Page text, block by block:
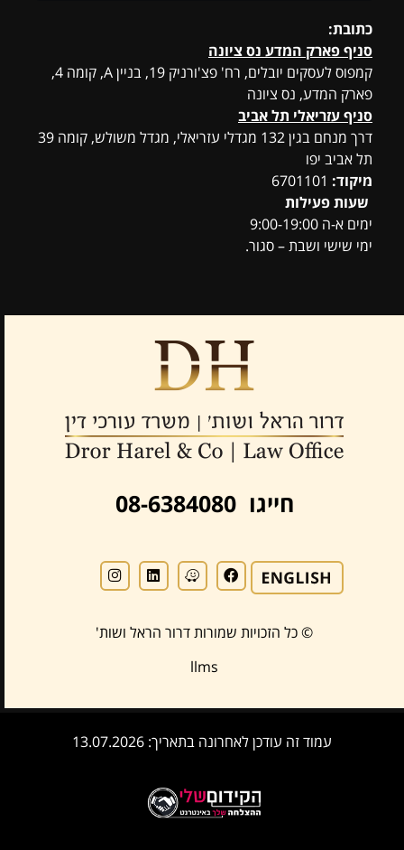
כתובת:
סניף פארק המדע נס ציונה
קמפוס לעסקים יובלים, רח' פצ'ורניק 19, בניין A, קומה 4,
פארק המדע, נס ציונה
סניף עזריאלי תל אביב
דרך מנחם בגין 132 מגדלי עזריאלי, מגדל משולש, קומה 39
תל אביב יפו
מיקוד:
שעות פעילות
ימים א-ה 9:00-19:00
ימי שישי ושבת – סגור.
חייגו 08-6384080
© כל הזכויות שמורות דרור הראל ושות'
llms
עמוד זה עודכן לאחרונה בתאריך: 13.07.2026